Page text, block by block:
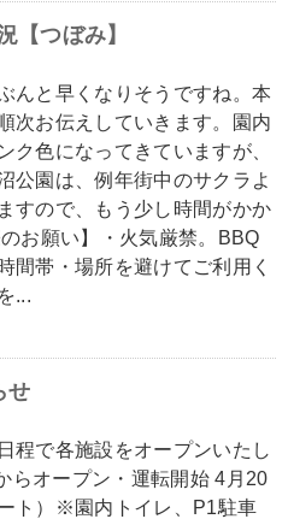
【つぼみ】
んと早くなりそうですね。本
次お伝えしていきます。園内
ク色になってきていますが、
公園は、例年街中のサクラよ
すので、もう少し時間がかか
お願い】・火気厳禁。BBQ
間帯・場所を避けてご利用く
...
せ
程で各施設をオープンいたし
オープン・運転開始 4月20
ト）※園内トイレ、P1駐車